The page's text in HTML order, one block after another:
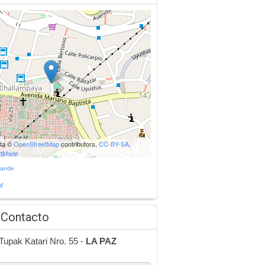
©OpenStreetMapcontributors,CC-BY-SA,
Katari Nro. 55 - LA PAZ